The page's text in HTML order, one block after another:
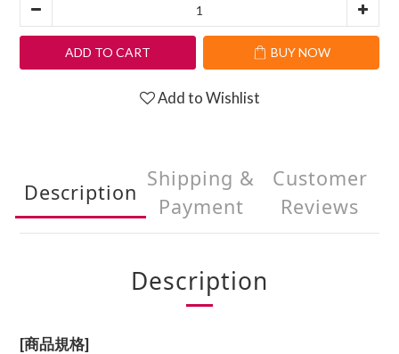
ADD TO CART BUY NOW
Add to Wishlist
Description
Shipping &
Payment
Customer
Reviews
Description
[商品規格]